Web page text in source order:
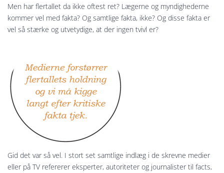
Men har flertallet da ikke oftest ret? Lægerne og myndighederne
kommer vel med fakta? Og samtlige fakta, ikke? Og disse fakta er
vel så stærke og utvetydige, at der ingen tvivl er?
Gid det var så vel. I stort set samtlige indlæg i de skrevne medier
eller på TV refererer eksperter, autoriteter og journalister til facts,